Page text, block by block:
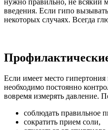
введения. Если гипо
некоторых случаях. Всегда
Если имеет место гипертония
необходимо постоянно
вовремя измерять давление.
соблюдать правильное
сократить прием соли,